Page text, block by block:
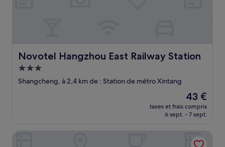
Novotel Hangzhou East Railway Station
Novotel Hangzhou East Railway Station
Hébergement
3.0 étoiles
Shangcheng, à 2,4 km de : Station de métro Xintang
Le
nouveau
prix
de
43 €
43 €
taxes et frais compris
6 sept. - 7 sept.
Hangzhou Luming Linshe Hotel (Qingchun Square